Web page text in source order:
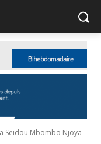
Seidou Mbombo Njoya